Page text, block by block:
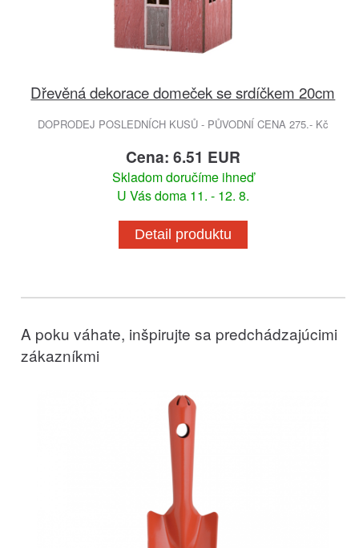
Dřevěná dekorace domeček se srdíčkem 20cm
DOPRODEJ POSLEDNÍCH KUSŮ - PŮVODNÍ CENA 275.- Kč
Cena: 6.51 EUR
Skladom doručíme ihneď
U Vás doma 11. - 12. 8.
Detail produktu
A poku váhate, inšpirujte sa predchádzajúcimi
zákazníkmi